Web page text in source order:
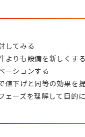
してみる
よりも設備を新しくする
ーションする
値下げと同等の効果を
ェーズを理解して目的